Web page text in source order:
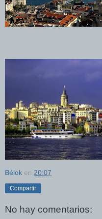
Bélok en 20:07
Compartir
No hay comentarios: